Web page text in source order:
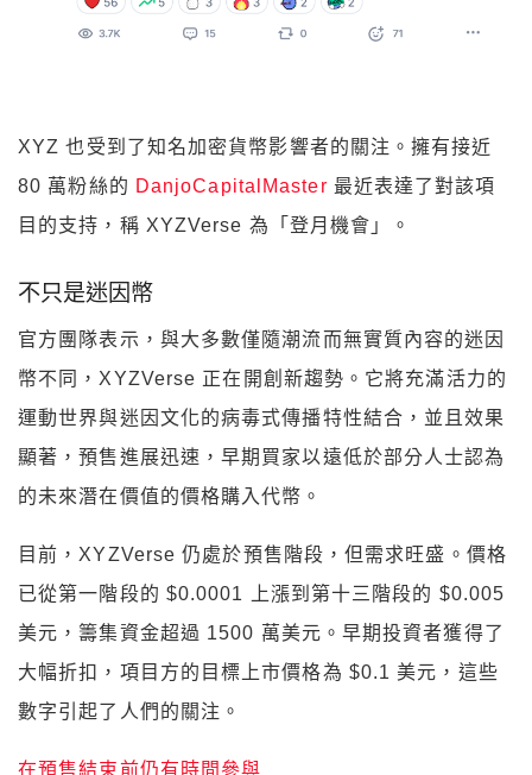
XYZ 也受到了知名加密貨幣影響者的關注。擁有接近
80 萬粉絲的 DanjoCapitalMaster 最近表達了對該項
目的支持，稱 XYZVerse 為「登月機會」。
不只是迷因幣
官方團隊表示，與大多數僅隨潮流而無實質內容的迷因
幣不同，XYZVerse 正在開創新趨勢。它將充滿活力的
運動世界與迷因文化的病毒式傳播特性結合，並且效果
顯著，預售進展迅速，早期買家以遠低於部分人士認為
的未來潛在價值的價格購入代幣。
目前，XYZVerse 仍處於預售階段，但需求旺盛。價格
已從第一階段的 $0.0001 上漲到第十三階段的 $0.005
美元，籌集資金超過 1500 萬美元。早期投資者獲得了
大幅折扣，項目方的目標上市價格為 $0.1 美元，這些
數字引起了人們的關注。
在預售結束前仍有時間參與